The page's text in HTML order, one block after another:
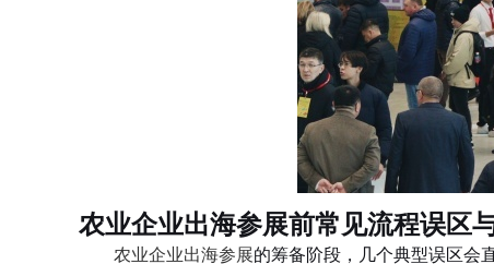
农业企业出海参展前常见流程误区
农业企业出海参展的筹备阶段，几个典型误区会